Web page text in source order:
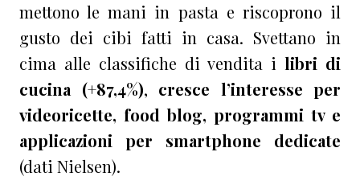
mettono le mani in pasta e riscoprono il
gusto dei cibi fatti in casa. Svettano in
cima alle classifiche di vendita i libri di
cucina (+87,4%), cresce l’interesse per
videoricette, food blog, programmi tv e
applicazioni per smartphone dedicate
(dati Nielsen).